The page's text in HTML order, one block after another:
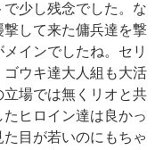
少し残念でした。な
して来た傭兵達を撃
インでしたね。セリ
ウキ達大人組も大活
場では無くリオと共
ヒロイン達は良かっ
目が若いのにもちゃ